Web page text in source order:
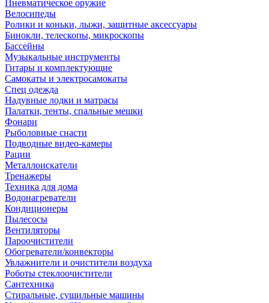
Пневматическое оружие
Велосипеды
Ролики и коньки, лыжи, защитные аксессуары
Бинокли, телескопы, микроскопы
Бассейны
Музыкальные инструменты
Гитары и комплектующие
Самокаты и электросамокаты
Спец одежда
Надувные лодки и матрасы
Палатки, тенты, спальные мешки
Фонари
Рыболовные снасти
Подводные видео-камеры
Рации
Металлоискатели
Тренажеры
Техника для дома
Водонагреватели
Кондиционеры
Пылесосы
Вентиляторы
Пароочистители
Обогреватели/конвекторы
Увлажнители и очистители воздуха
Роботы стеклоочистители
Сантехника
Стиральные, сушильные машины